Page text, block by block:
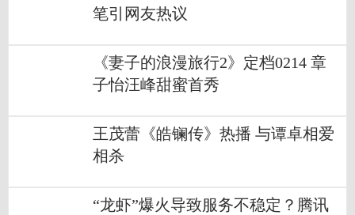
笔引网友热议
《妻子的浪漫旅行2》定档0214 章
子怡汪峰甜蜜首秀
王茂蕾《皓镧传》热播 与谭卓相爱
相杀
“龙虾”爆火导致服务不稳定？腾讯